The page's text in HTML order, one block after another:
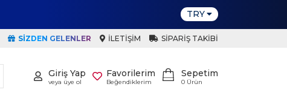
TRY
SIZDEN GELENLER İLETIŞIM SIPARIŞ TAKIBI
Sepetim
0 Ürün
Favorilerim
Beğendiklerim
Giriş Yap
veya üye ol